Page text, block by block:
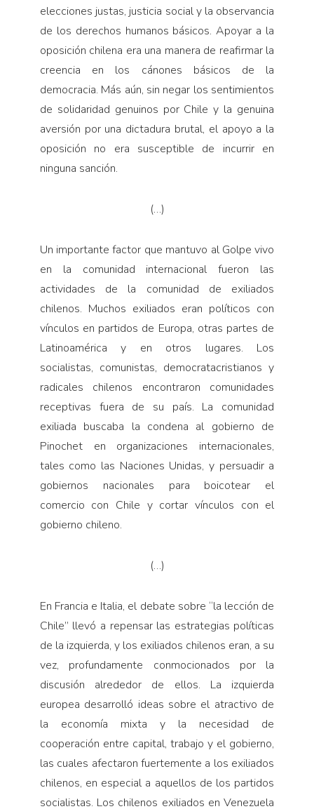
elecciones justas, justicia social y la observancia
de los derechos humanos básicos. Apoyar a la
oposición chilena era una manera de reafirmar la
creencia en los cánones básicos de la
democracia. Más aún, sin negar los sentimientos
de solidaridad genuinos por Chile y la genuina
aversión por una dictadura brutal, el apoyo a la
oposición no era susceptible de incurrir en
ninguna sanción.
(…)
Un importante factor que mantuvo al Golpe vivo
en la comunidad internacional fueron las
actividades de la comunidad de exiliados
chilenos. Muchos exiliados eran políticos con
vínculos en partidos de Europa, otras partes de
Latinoamérica y en otros lugares. Los
socialistas, comunistas, democratacristianos y
radicales chilenos encontraron comunidades
receptivas fuera de su país. La comunidad
exiliada buscaba la condena al gobierno de
Pinochet en organizaciones internacionales,
tales como las Naciones Unidas, y persuadir a
gobiernos nacionales para boicotear el
comercio con Chile y cortar vínculos con el
gobierno chileno.
(…)
En Francia e Italia, el debate sobre “la lección de
Chile” llevó a repensar las estrategias políticas
de la izquierda, y los exiliados chilenos eran, a su
vez, profundamente conmocionados por la
discusión alrededor de ellos. La izquierda
europea desarrolló ideas sobre el atractivo de
la economía mixta y la necesidad de
cooperación entre capital, trabajo y el gobierno,
las cuales afectaron fuertemente a los exiliados
chilenos, en especial a aquellos de los partidos
socialistas. Los chilenos exiliados en Venezuela